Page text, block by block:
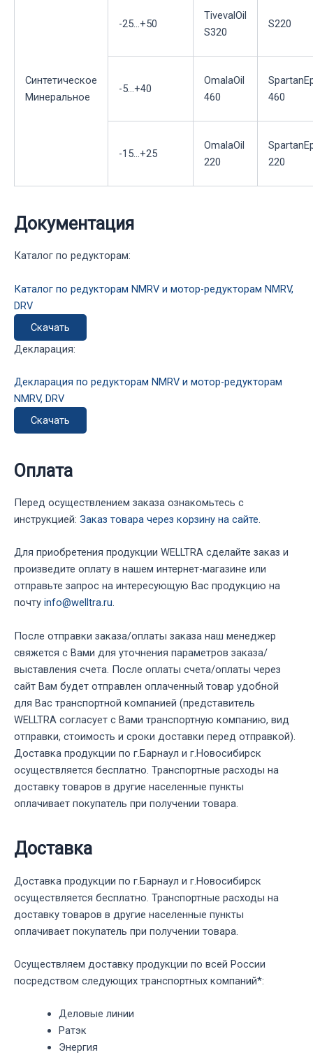
Синтетическое
Минеральное
-25...+50
TivevalOil
S320
S220
-5...+40
OmalaOil
460
460
-15...+25
OmalaOil
220
220
Документация
Каталог по редукторам:
Каталог по редукторам NMRV и мотор-редукторам NMRV,
DRV
Скачать
Декларация:
Декларация по редукторам NMRV и мотор-редукторам
NMRV, DRV
Скачать
Оплата
Перед осуществлением заказа ознакомьтесь с
инструкцией: Заказ товара через корзину на сайте.
Для приобретения продукции WELLTRA сделайте заказ и
произведите оплату в нашем интернет-магазине или
отправьте запрос на интересующую Вас продукцию на
почту info@welltra.ru.
После отправки заказа/оплаты заказа наш менеджер
свяжется с Вами для уточнения параметров заказа/
выставления счета. После оплаты счета/оплаты через
сайт Вам будет отправлен оплаченный товар удобной
для Вас транспортной компанией (представитель
WELLTRA согласует с Вами транспортную компанию, вид
отправки, стоимость и сроки доставки перед отправкой).
Доставка продукции по г.Барнаул и г.Новосибирск
осуществляется бесплатно. Транспортные расходы на
доставку товаров в другие населенные пункты
оплачивает покупатель при получении товара.
Доставка
Доставка продукции по г.Барнаул и г.Новосибирск
осуществляется бесплатно. Транспортные расходы на
доставку товаров в другие населенные пункты
оплачивает покупатель при получении товара.
Осуществляем доставку продукции по всей России
посредством следующих транспортных компаний*:
Деловые линии
Ратэк
Энергия